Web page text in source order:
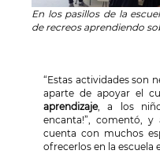
En los pasillos de la
de recreos aprendiendo
“Estas actividades son
aparte de apoyar el
aprendizaje, a los
encanta!”, comentó,
cuenta con muchos
ofrecerlos en la escuela